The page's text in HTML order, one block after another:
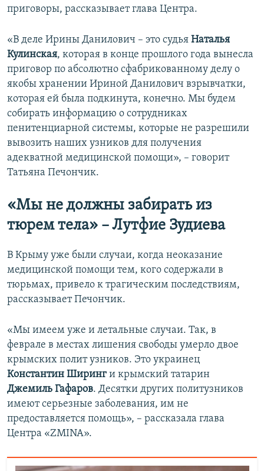
приговоры, рассказывает глава Центра.
«В деле Ирины Данилович – это судья Наталья
Кулинская, которая в конце прошлого года вынесла
приговор по абсолютно сфабрикованному делу о
якобы хранении Ириной Данилович взрывчатки,
которая ей была подкинута, конечно. Мы будем
собирать информацию о сотрудниках
пенитенциарной системы, которые не разрешили
вывозить наших узников для получения
адекватной медицинской помощи», – говорит
Татьяна Печончик.
«Мы не должны забирать из
тюрем тела» – Лутфие Зудиева
В Крыму уже были случаи, когда неоказание
медицинской помощи тем, кого содержали в
тюрьмах, привело к трагическим последствиям,
рассказывает Печончик.
«Мы имеем уже и летальные случаи. Так, в
феврале в местах лишения свободы умерло двое
крымских полит узников. Это украинец
Константин Ширинг и крымский татарин
Джемиль Гафаров. Десятки других политузников
имеют серьезные заболевания, им не
предоставляется помощь», – рассказала глава
Центра «ZMINA».